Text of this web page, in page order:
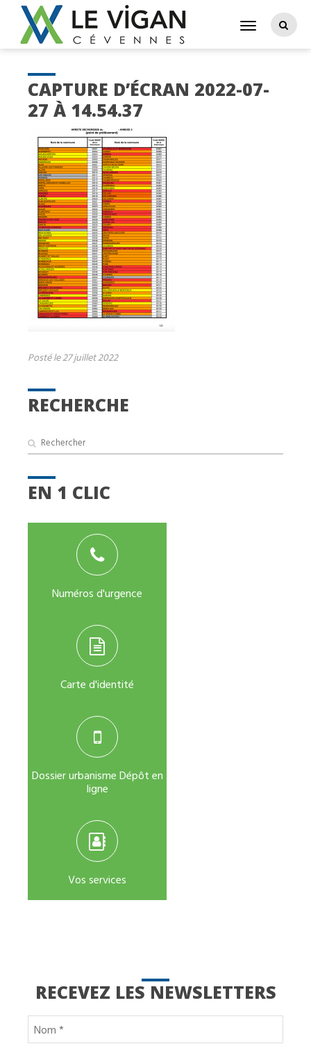
RECHERCHE
EN 1 CLIC
Numéros d'urgence
Carte d'identité
Dossier urbanisme Dépôt en
ligne
Vos services
CAPTURE D’ÉCRAN 2022-07-
27 À 14.54.37
Posté le 27 juillet 2022
RECEVEZ LES NEWSLETTERS